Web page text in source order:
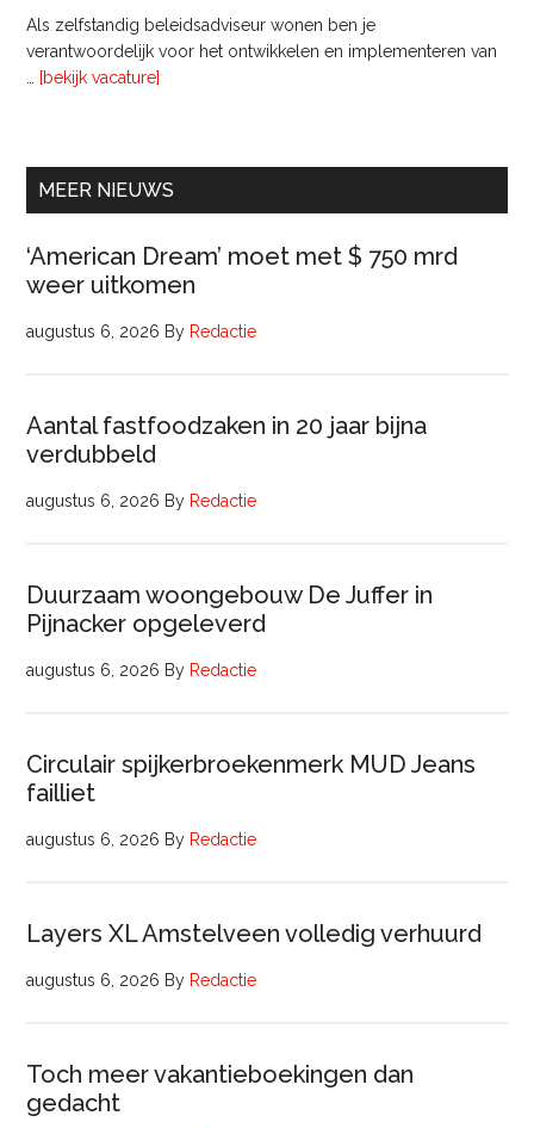
Als zelfstandig beleidsadviseur wonen ben je
verantwoordelijk voor het ontwikkelen en implementeren van
[bekijk vacature]
uur)
MEER NIEUWS
‘American Dream’ moet met $ 750 mrd
weer uitkomen
augustus 6, 2026 By Redactie
Aantal fastfoodzaken in 20 jaar bijna
verdubbeld
augustus 6, 2026 By Redactie
Duurzaam woongebouw De Juffer in
Pijnacker opgeleverd
augustus 6, 2026 By Redactie
Circulair spijkerbroekenmerk MUD Jeans
failliet
augustus 6, 2026 By Redactie
Layers XL Amstelveen volledig verhuurd
augustus 6, 2026 By Redactie
Toch meer vakantieboekingen dan
gedacht